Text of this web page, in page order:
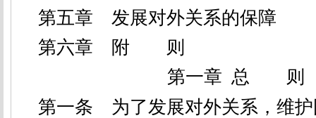
第五章 发展对外关系的保障
第六章 附 则
第一章 总 则
第一条 为了发展对外关系，维